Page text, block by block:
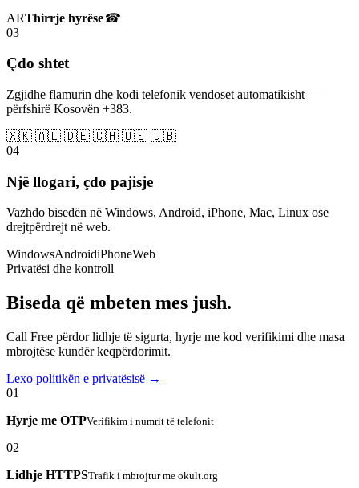
ARThirrje hyrëse☎
03
Çdo shtet
Zgjidhe flamurin dhe kodi telefonik vendoset automatikisht —
përfshirë Kosovën +383.
🇽🇰 🇦🇱 🇩🇪 🇨🇭 🇺🇸 🇬🇧
04
Një llogari, çdo pajisje
Vazhdo bisedën në Windows, Android, iPhone, Mac, Linux ose
drejtpërdrejt në web.
WindowsAndroidiPhoneWeb
Privatësi dhe kontroll
Biseda që mbeten mes jush.
Call Free përdor lidhje të sigurta, hyrje me kod verifikimi dhe masa
mbrojtëse kundër keqpërdorimit.
Lexo politikën e privatësisë →
01
Hyrje me OTPVerifikim i numrit të telefonit
02
Lidhje HTTPSTrafik i mbrojtur me okult.org